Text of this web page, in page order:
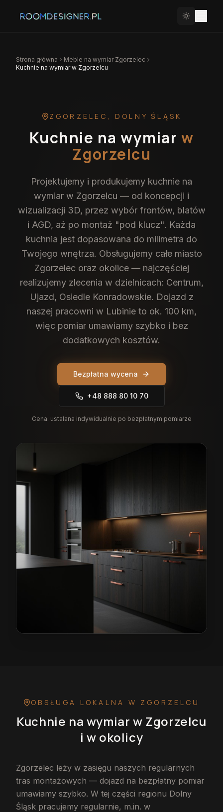
Strona główna Meble na wymiar Zgorzelec
Kuchnie na wymiar w Zgorzelcu
ZGORZELEC , DOLNY ŚLĄSK
Kuchnie na wymiar w
Zgorzelcu
Projektujemy i produkujemy kuchnie na
wymiar w Zgorzelcu — od koncepcji i
wizualizacji 3D, przez wybór frontów, blatów
i AGD, aż po montaż "pod klucz". Każda
kuchnia jest dopasowana do milimetra do
Twojego wnętrza. Obsługujemy całe miasto
Zgorzelec oraz okolice — najczęściej
realizujemy zlecenia w dzielnicach: Centrum,
Ujazd, Osiedle Konradowskie. Dojazd z
naszej pracowni w Lubinie to ok. 100 km,
więc pomiar umawiamy szybko i bez
dodatkowych kosztów.
Bezpłatna wycena
+48 888 80 10 70
Cena: ustalana indywidualnie po bezpłatnym pomiarze
OBSŁUGA LOKALNA W ZGORZELCU
Kuchnie na wymiar w Zgorzelcu
i w okolicy
Zgorzelec leży w zasięgu naszych regularnych
tras montażowych — dojazd na bezpłatny pomiar
umawiamy szybko. W tej części regionu Dolny
Śląsk pracujemy regularnie, m.in. w